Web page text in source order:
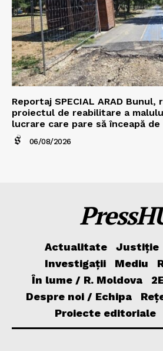
Reportaj SPECIAL ARAD
proiectul de reabilitare a
lucrare care pare să înceapă
06/08/2026
Actualitate Justiție
Investigații
Mediu
În lume / R. Moldova
Despre noi / Echipa
Proiecte editoriale